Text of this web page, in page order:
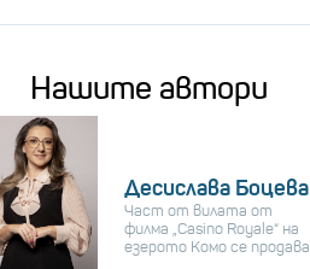
Нашите автори
Десислава Боцева
Част от вилата от
филма „Casino Royale“ на
езерото Комо се продава